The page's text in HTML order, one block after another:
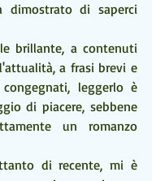
dimostrato di saperci
brillante, a contenuti
a frasi brevi e
leggerlo è
di piacere, sebbene
un romanzo
di recente, mi è